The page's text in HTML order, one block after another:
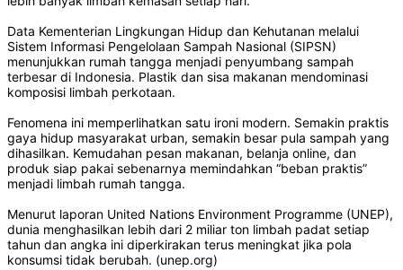
Data Kementerian Lingkungan Hidup dan Kehutanan melalui
Sistem Informasi Pengelolaan Sampah Nasional (SIPSN)
menunjukkan rumah tangga menjadi penyumbang sampah
terbesar di Indonesia. Plastik dan sisa makanan mendominasi
komposisi limbah perkotaan.
Fenomena ini memperlihatkan satu ironi modern. Semakin praktis
gaya hidup masyarakat urban, semakin besar pula sampah yang
dihasilkan. Kemudahan pesan makanan, belanja online, dan
produk siap pakai sebenarnya memindahkan “beban praktis”
menjadi limbah rumah tangga.
Menurut laporan United Nations Environment Programme (UNEP),
dunia menghasilkan lebih dari 2 miliar ton limbah padat setiap
tahun dan angka ini diperkirakan terus meningkat jika pola
konsumsi tidak berubah. (unep.org)